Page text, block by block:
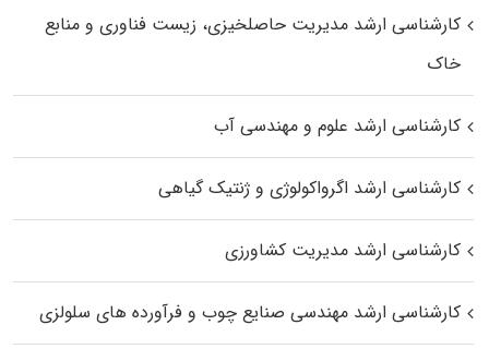
کارشناسی ارشد مدیریت حاصلخیزی، زیست فناوری و منابع
خاک
کارشناسی ارشد علوم و مهندسی آب
کارشناسی ارشد اگرواکولوژی و ژنتیک گیاهی
کارشناسی ارشد مدیریت کشاورزی
کارشناسی ارشد مهندسی صنایع چوب و فرآورده‌ های سلولزی